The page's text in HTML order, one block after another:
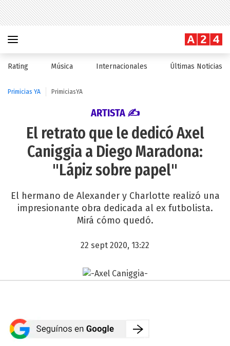
Rating Música Internacionales Últimas Noticias
Primicias YA PrimiciasYA
ARTISTA ✍
El retrato que le dedicó Axel
Caniggia a Diego Maradona:
"Lápiz sobre papel"
El hermano de Alexander y Charlotte realizó una
impresionante obra dedicada al ex futbolista.
Mirá cómo quedó.
22 sept 2020, 13:22